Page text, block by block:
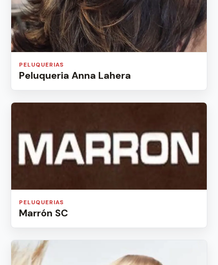
PELUQUERIAS
Peluqueria Anna Lahera
PELUQUERIAS
Marrón SC